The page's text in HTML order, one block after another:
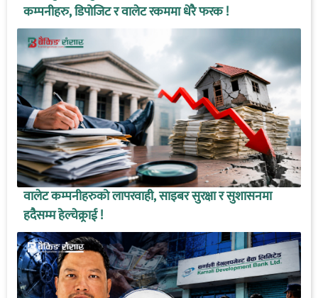
कम्पनीहरु, डिपोजिट र वालेट रकममा धेरै फरक !
वालेट कम्पनीहरुको लापरवाही, साइबर सुरक्षा र सुशासनमा
हदैसम्म हेल्चेक्र्राई !